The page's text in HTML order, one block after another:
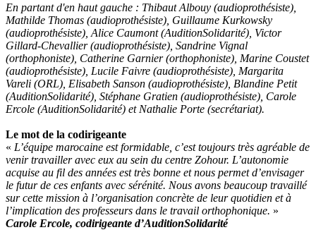
En partant d'en haut gauche : Thibaut Albouy (audioprothésiste),
Mathilde Thomas (audioprothésiste), Guillaume Kurkowsky
(audioprothésiste), Alice Caumont (AuditionSolidarité), Victor
Gillard-Chevallier (audioprothésiste), Sandrine Vignal
(orthophoniste), Catherine Garnier (orthophoniste), Marine Coustet
(audioprothésiste), Lucile Faivre (audioprothésiste), Margarita
Vareli (ORL), Elisabeth Sanson (audioprothésiste), Blandine Petit
(AuditionSolidarité), Stéphane Gratien (audioprothésiste), Carole
Ercole (AuditionSolidarité) et Nathalie Porte (secrétariat).
Le mot de la codirigeante
« L’équipe marocaine est formidable, c’est toujours très agréable de
venir travailler avec eux au sein du centre Zohour. L’autonomie
acquise au fil des années est très bonne et nous permet d’envisager
le futur de ces enfants avec sérénité. Nous avons beaucoup travaillé
sur cette mission à l’organisation concrète de leur quotidien et à
l’implication des professeurs dans le travail orthophonique. »
Carole Ercole, codirigeante d’AuditionSolidarité